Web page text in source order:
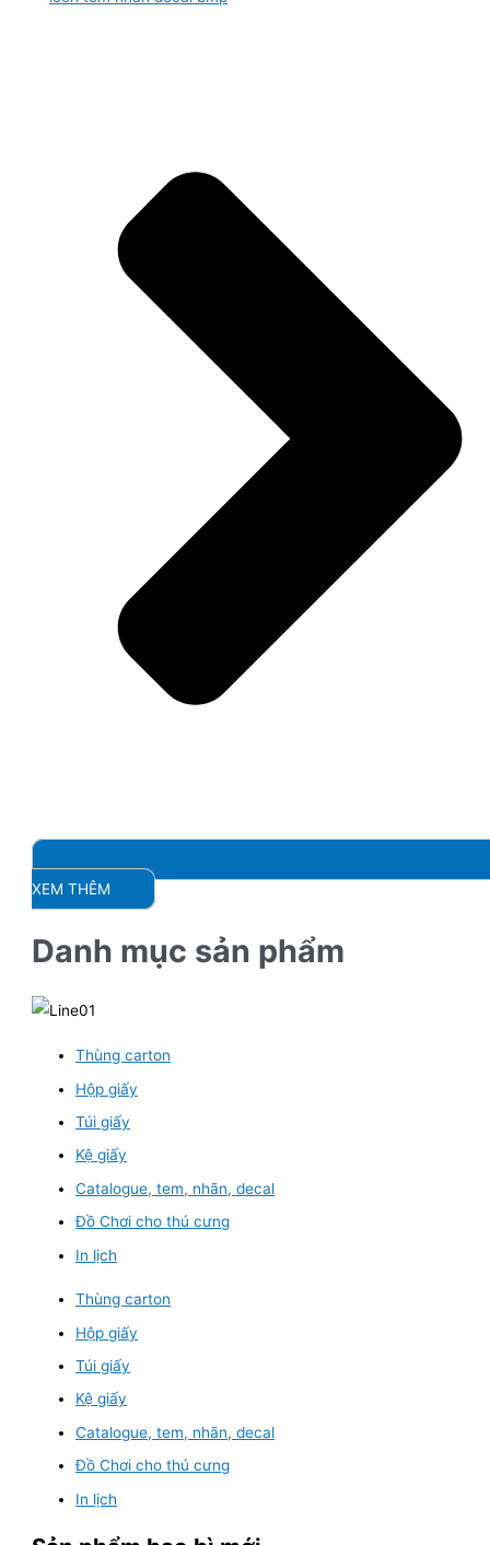
XEM THÊM
Danh mục sản phẩm
Thùng carton
Hộp giấy
Túi giấy
Kệ giấy
Catalogue, tem, nhãn, decal
Đồ Chơi cho thú cưng
In lịch
Thùng carton
Hộp giấy
Túi giấy
Kệ giấy
Catalogue, tem, nhãn, decal
Đồ Chơi cho thú cưng
In lịch